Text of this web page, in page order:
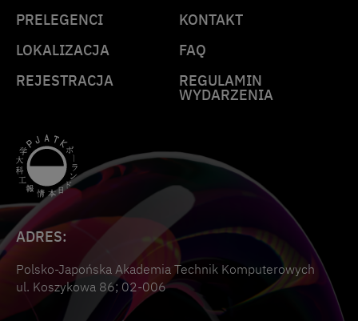
ADRES:
Polsko-Japońska Akademia Technik Komputerowych
ul. Koszykowa 86; 02-006
PRELEGENCI
LOKALIZACJA
REJESTRACJA
KONTAKT
FAQ
REGULAMIN
WYDARZENIA